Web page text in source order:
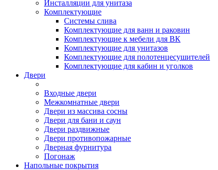
Инсталляции для унитаза
Комплектующие
Системы слива
Комплектующие для ванн и раковин
Комплектующие к мебели для ВК
Комплектующие для унитазов
Комплектующие для полотенцесушителей
Комплектующие для кабин и уголков
Двери
Входные двери
Межкомнатные двери
Двери из массива сосны
Двери для бани и саун
Двери раздвижные
Двери противопожарные
Дверная фурнитура
Погонаж
Напольные покрытия